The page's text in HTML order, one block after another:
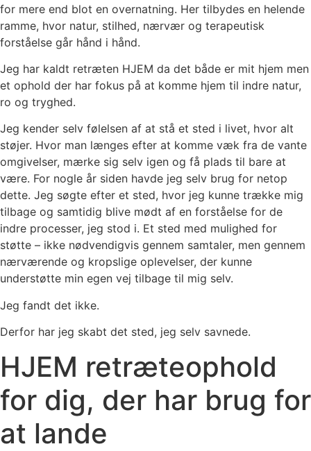
for mere end blot en overnatning. Her tilbydes en helende
ramme, hvor natur, stilhed, nærvær og terapeutisk
forståelse går hånd i hånd.
Jeg har kaldt retræten HJEM da det både er mit hjem men
et ophold der har fokus på at komme hjem til indre natur,
ro og tryghed.
Jeg kender selv følelsen af at stå et sted i livet, hvor alt
støjer. Hvor man længes efter at komme væk fra de vante
omgivelser, mærke sig selv igen og få plads til bare at
være. For nogle år siden havde jeg selv brug for netop
dette. Jeg søgte efter et sted, hvor jeg kunne trække mig
tilbage og samtidig blive mødt af en forståelse for de
indre processer, jeg stod i. Et sted med mulighed for
støtte – ikke nødvendigvis gennem samtaler, men gennem
nærværende og kropslige oplevelser, der kunne
understøtte min egen vej tilbage til mig selv.
Jeg fandt det ikke.
Derfor har jeg skabt det sted, jeg selv savnede.
HJEM retræteophold
for dig, der har brug for
at lande